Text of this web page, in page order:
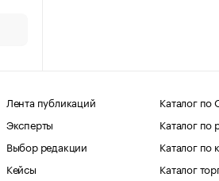
Лента публикаций
Эксперты
Выбор редакции
Кейсы
Каталог
Каталог по
Каталог по
Каталог